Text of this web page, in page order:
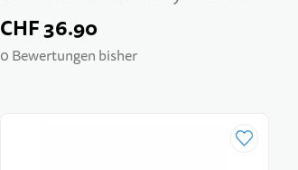
Micro
CHF 36.90
0 Bewertungen bisher